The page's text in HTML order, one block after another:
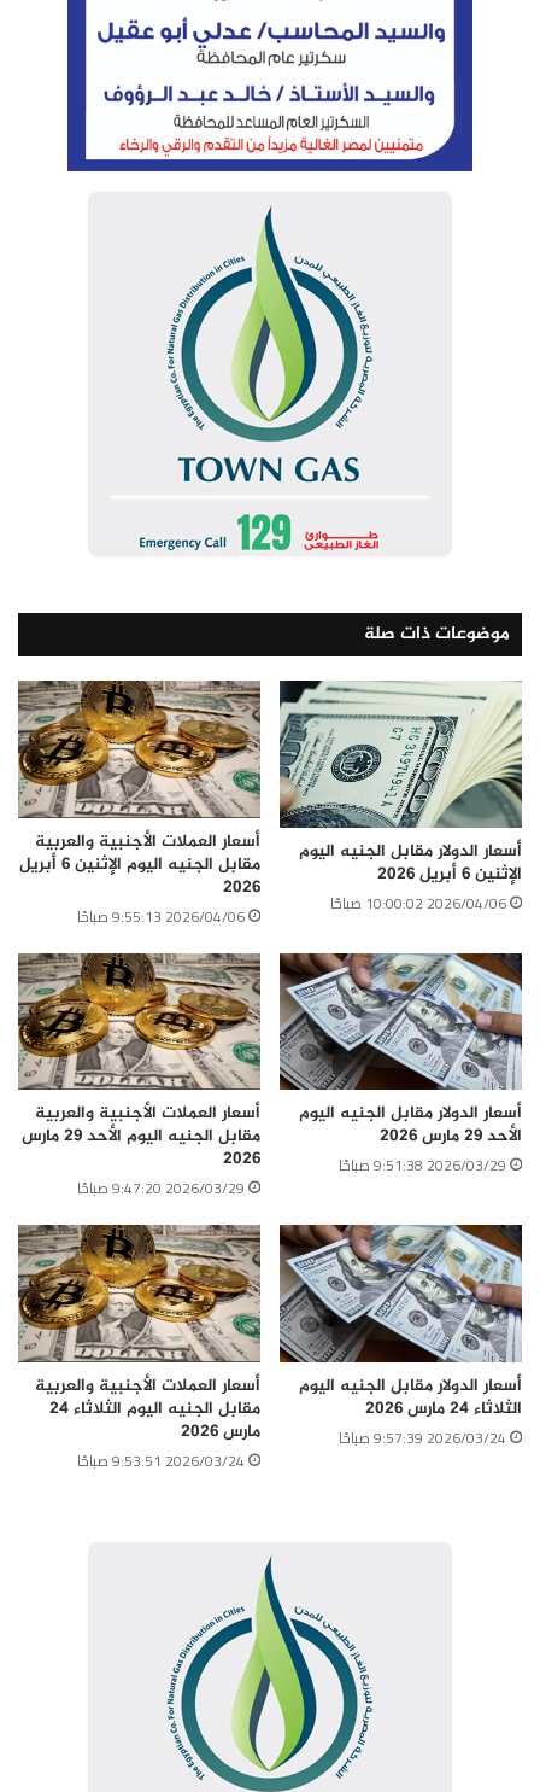
الآلى بعد تطبيق «GFMIS»، بما يعنى سرعة تنفيذ
الاعتمادات المالية؛ مما ييسر حصول الهيئات على
المخصصات المالية المقررة لها.
أضاف محمد الشاذلى المدير المالى للأكاديمية الوطنية
التكامل والترابط المنشود بين المؤسسات والهيئات
الحكومية، بما يقلل الخطأ البشرى فى تسجيل البيانات،
فضلًا على مراقبة الموازنة بشكل لحظى، ومواكبة التحول
الرقمى الذى تنتهجه الدولة وفق رؤية التنمية المستدامة
«مصر ٢٠٣٠»؛ على نحو يسهم فى تعظيم الاستفادة من
موارد الهيئات المختلفة وتحسين أوجه الإنفاق، وتوفير حياة
كريمة للمواطنين بمختلف فئاتهم.
أشار الدكتور وهبة محمد، رئيس الإدارة المركزية للشئون
المالية بالهيئة العامة للتأمين الصحى الشامل، إلى أن
المتابعة الفورية لكل الموارد والمصروفات داخل الهيئات
تعود على موازنة الدولة بآثار إيجابية، موضحًا أن تطبيق
«GFMIS» ينظم العمليات بين كل هذه الوحدات، ويسهم
الوسوم الموازنة الهيئات الاقتصادية موازنات الكترونية وزير المالية
نسخ الرابط
موضوعات ذات صلة
أسعار الدولار مقابل الجنيه اليوم
الإثنين 6 أبريل 2026
2026/04/06 10:00:02 صباحًا
أسعار العملات الأجنبية والعربية
مقابل الجنيه اليوم الإثنين 6 أبريل
2026
2026/04/06 9:55:13 صباحًا
أسعار الدولار مقابل الجنيه اليوم
الأحد 29 مارس 2026
2026/03/29 9:51:38 صباحًا
أسعار العملات الأجنبية والعربية
مقابل الجنيه اليوم الأحد 29 مارس
2026
2026/03/29 9:47:20 صباحًا
أسعار الدولار مقابل الجنيه اليوم
الثلاثاء 24 مارس 2026
2026/03/24 9:57:39 صباحًا
أسعار العملات الأجنبية والعربية
مقابل الجنيه اليوم الثلاثاء 24
مارس 2026
2026/03/24 9:53:51 صباحًا